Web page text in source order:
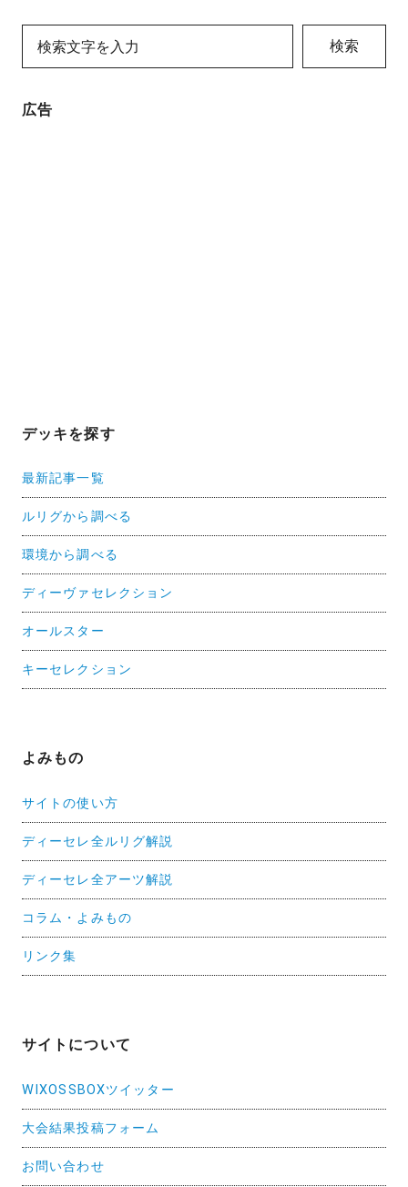
検索
広告
デッキを探す
最新記事一覧
ルリグから調べる
環境から調べる
ディーヴァセレクション
オールスター
キーセレクション
よみもの
サイトの使い方
ディーセレ全ルリグ解説
ディーセレ全アーツ解説
コラム・よみもの
リンク集
サイトについて
WIXOSSBOXツイッター
大会結果投稿フォーム
お問い合わせ